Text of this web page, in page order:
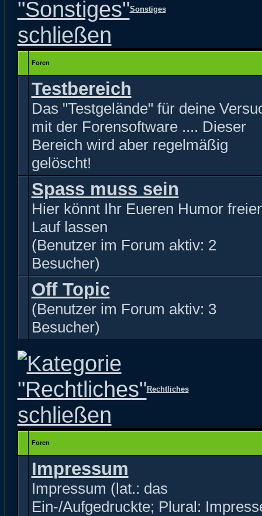
Sonstiges
Foren
Testbereich
Das "Testgelände" für deine
mit der Forensoftware .... Dieser
Bereich wird aber regelmäßig
gelöscht!
Spass muss sein
Hier könnt Ihr Eueren Humor
Lauf lassen
(Benutzer im Forum aktiv: 2
Besucher)
Off Topic
(Benutzer im Forum aktiv: 3
Besucher)
Rechtliches
Foren
Impressum
Impressum (lat.: das
Ein-/Aufgedruckte; Plural: